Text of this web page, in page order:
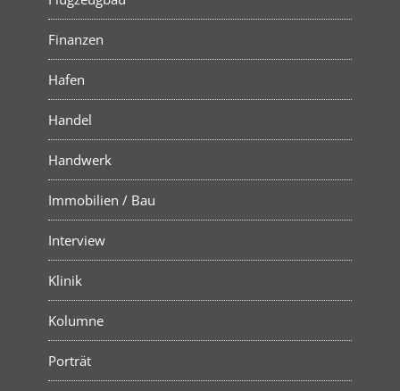
Finanzen
Hafen
Handel
Handwerk
Immobilien / Bau
Interview
Klinik
Kolumne
Porträt